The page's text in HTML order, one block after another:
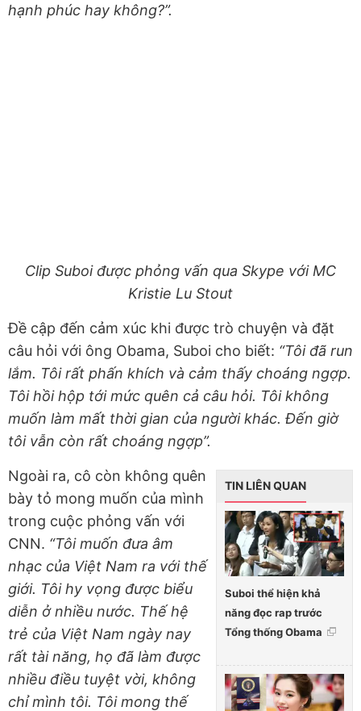
hạnh phúc hay không?”.
Clip Suboi được phỏng vấn qua Skype với MC
Kristie Lu Stout
Đề cập đến cảm xúc khi được trò chuyện và đặt
câu hỏi với ông Obama, Suboi cho biết: “Tôi đã run
lắm. Tôi rất phấn khích và cảm thấy choáng ngợp.
Tôi hồi hộp tới mức quên cả câu hỏi. Tôi không
muốn làm mất thời gian của người khác. Đến giờ
tôi vẫn còn rất choáng ngợp”.
TIN LIÊN QUAN
Suboi thể hiện khả
năng đọc rap trước
Tổng thống Obama
Ngoài ra, cô còn không quên
bày tỏ mong muốn của mình
trong cuộc phỏng vấn với
CNN. “Tôi muốn đưa âm
nhạc của Việt Nam ra với thế
giới. Tôi hy vọng được biểu
diễn ở nhiều nước. Thế hệ
trẻ của Việt Nam ngày nay
rất tài năng, họ đã làm được
nhiều điều tuyệt vời, không
chỉ mình tôi. Tôi mong thế